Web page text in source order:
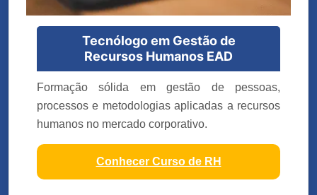
Tecnólogo em Gestão de
Recursos Humanos EAD
Formação sólida em gestão de pessoas,
processos e metodologias aplicadas a recursos
humanos no mercado corporativo.
Conhecer Curso de RH